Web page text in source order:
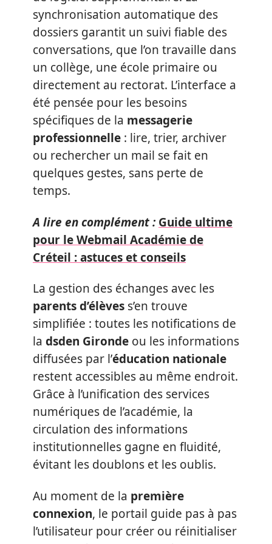
synchronisation automatique des
dossiers garantit un suivi fiable des
conversations, que l’on travaille dans
un collège, une école primaire ou
directement au rectorat. L’interface a
été pensée pour les besoins
spécifiques de la messagerie
professionnelle : lire, trier, archiver
ou rechercher un mail se fait en
quelques gestes, sans perte de
temps.
A lire en complément : Guide ultime
pour le Webmail Académie de
Créteil : astuces et conseils
La gestion des échanges avec les
parents d’élèves s’en trouve
simplifiée : toutes les notifications de
la dsden Gironde ou les informations
diffusées par l’éducation nationale
restent accessibles au même endroit.
Grâce à l’unification des services
numériques de l’académie, la
circulation des informations
institutionnelles gagne en fluidité,
évitant les doublons et les oublis.
Au moment de la première
connexion, le portail guide pas à pas
l’utilisateur pour créer ou réinitialiser